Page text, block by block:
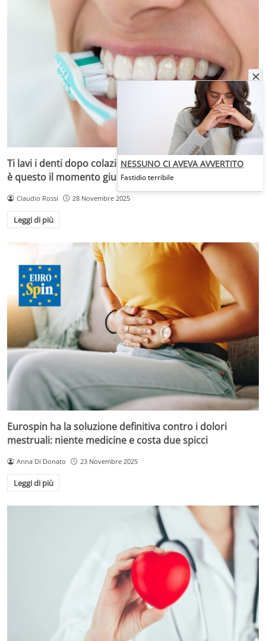
Ti lavi i denti dopo colazione? Stai rovinando lo smalto:
è questo il momento giusto
Claudio Rossi 28 Novembre 2025
Leggi di più
Eurospin ha la soluzione definitiva contro i dolori
mestruali: niente medicine e costa due spicci
Anna Di Donato 23 Novembre 2025
Leggi di più
NESSUNO CI AVEVA AVVERTITO
Fastidio terribile